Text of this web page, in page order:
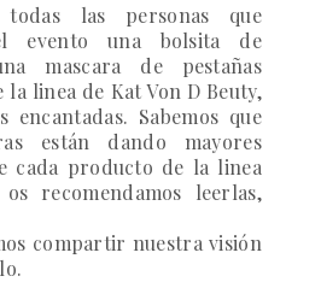
todas las personas que
evento una bolsita de
mascara de pestañas
la linea de Kat Von D Beuty,
encantadas. Sabemos que
están dando mayores
cada producto de la linea
recomendamos leerlas,
compartir nuestra visión